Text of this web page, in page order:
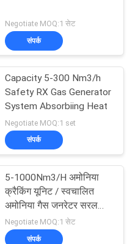
Negotiate MOQ:1 सेट
संपर्क
Capacity 5-300 Nm3/h
Safety RX Gas Generator
System Absorbiing Heat
Negotiate MOQ:1 set
संपर्क
5-1000Nm3/H अमोनिया
क्रैकिंग यूनिट / स्वचालित
अमोनिया गैस जनरेटर सरल
स्थापना
Negotiate MOQ:1 सेट
संपर्क